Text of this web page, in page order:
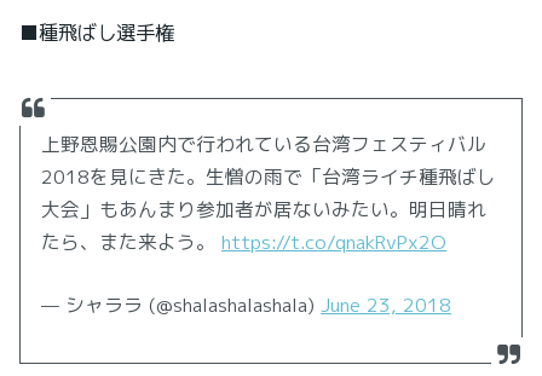
■種飛ばし選手権
上野恩賜公園内で行われている台湾フェスティバル
2018を見にきた。生憎の雨で「台湾ライチ種飛ばし
大会」もあんまり参加者が居ないみたい。明日晴れ
たら、また来よう。https://t.co/qnakRvPx2O
— シャララ (@shalashalashala)June 23, 2018